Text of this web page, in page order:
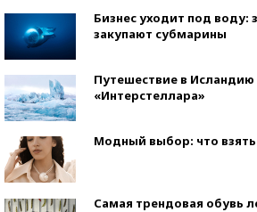
Бизнес уходит под воду:
закупают субмарины
Путешествие в
«Интерстеллара»
Модный выбор: что взять
Самая трендовая обувь